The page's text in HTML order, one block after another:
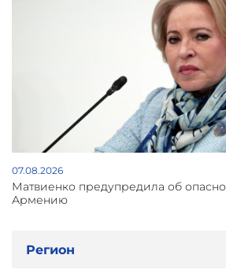
07.08.2026
Матвиенко предупредила об
Армению
Регион